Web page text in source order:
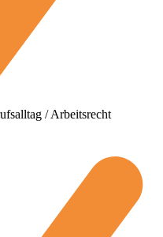
/ Arbeitsrecht